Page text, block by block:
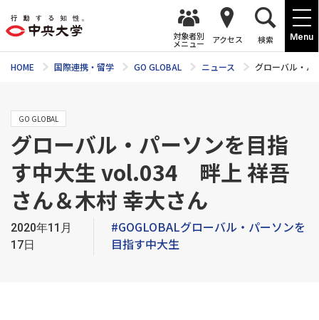
Menu
対象者別
メニュー アクセス 検索
HOME 国際連携・留学 GO GLOBAL ニュース グローバル・
GO GLOBAL
グローバル・パーソンを目指
す中大生 vol.034 畔上 祥吾
さん＆木村 幸大さん
2020年11月
17日
#GOGLOBALグローバル・パーソンを
目指す中大生